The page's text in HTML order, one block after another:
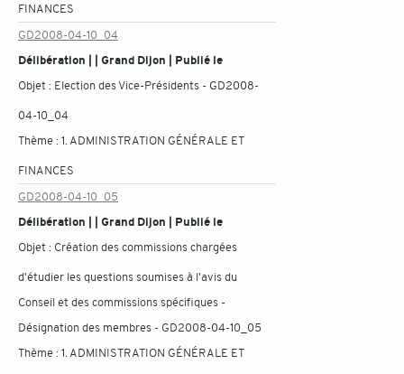
FINANCES
GD2008-04-10_04
Délibération | | Grand Dijon | Publié le
Objet : Election des Vice-Présidents - GD2008-
04-10_04
Thème :1. ADMINISTRATION GÉNÉRALE ET
FINANCES
GD2008-04-10_05
Délibération | | Grand Dijon | Publié le
Objet : Création des commissions chargées
d'étudier les questions soumises à l'avis du
Conseil et des commissions spécifiques -
Désignation des membres - GD2008-04-10_05
Thème :1. ADMINISTRATION GÉNÉRALE ET